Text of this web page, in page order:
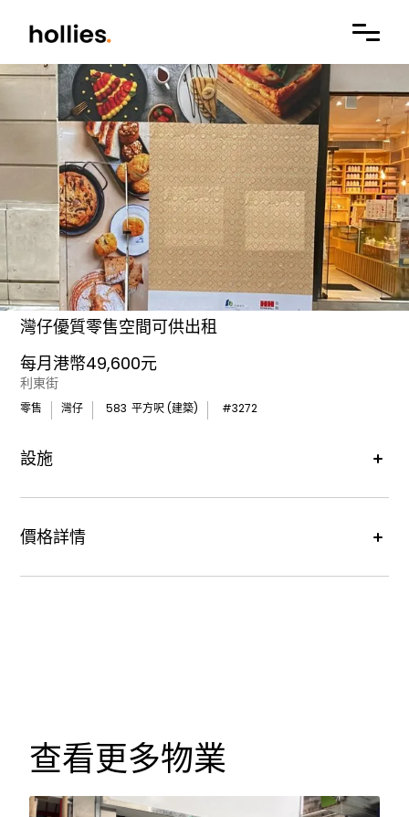
灣仔優質零售空間可供出租
每月港幣49,600元
利東街
零售 灣仔 583 平方呎 (建築) #3272
設施
Air空調
WC
價格詳情
租金價格 : 每月港幣49,600元
查看更多物業